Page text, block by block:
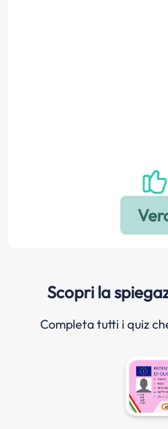
Scopri la
Completa tutti i quiz